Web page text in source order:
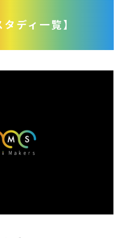
タディ一覧】